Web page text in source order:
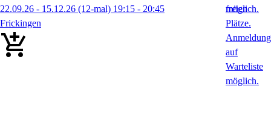
22.09.26 - 15.12.26 (12-mal) 19:15 - 20:45
Frickingen